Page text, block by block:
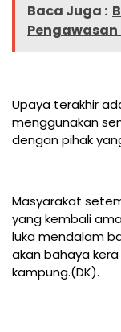
Baca Juga :
Upaya terakhir
menggunakan
dengan pihak
Masyarakat
yang kembali
luka mendalam
akan bahaya
kampung.(DK).